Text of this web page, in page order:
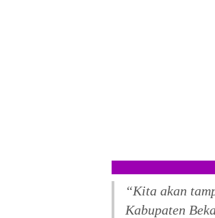
“Kita akan
Kabupaten